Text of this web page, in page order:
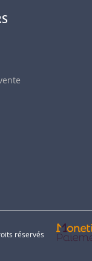
réservés